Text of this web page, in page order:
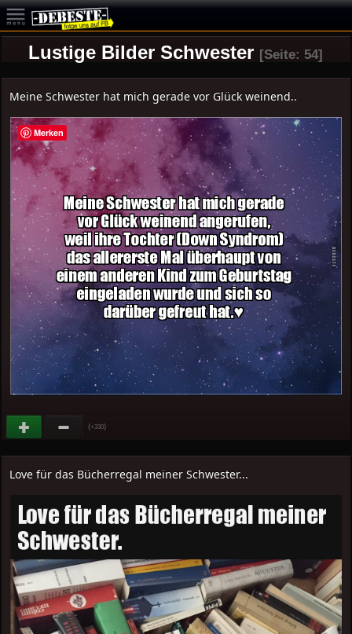
Lustige Bilder Schwester [Seite: 54]
Meine Schwester hat mich gerade vor Glück weinend..
(+330)
Love für das Bücherregal meiner Schwester...
Merken